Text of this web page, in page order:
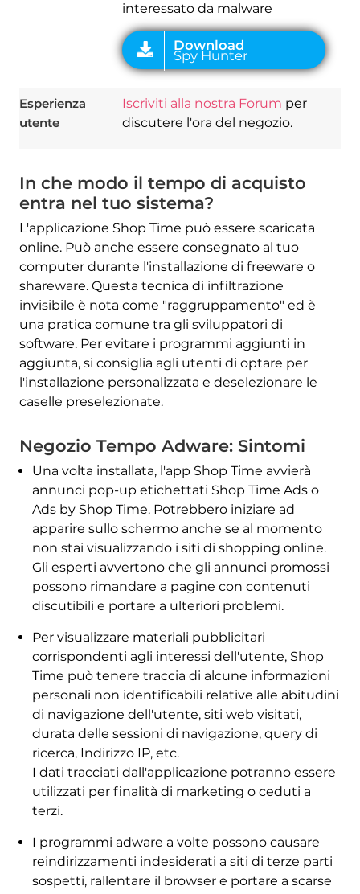
interessato da malware
Esperienza
utente
Iscriviti alla nostra Forum per
discutere l'ora del negozio.
In che modo il tempo di acquisto
entra nel tuo sistema?
L'applicazione Shop Time può essere scaricata
online. Può anche essere consegnato al tuo
computer durante l'installazione di freeware o
shareware. Questa tecnica di infiltrazione
invisibile è nota come "raggruppamento" ed è
una pratica comune tra gli sviluppatori di
software. Per evitare i programmi aggiunti in
aggiunta, si consiglia agli utenti di optare per
l'installazione personalizzata e deselezionare le
caselle preselezionate.
Negozio Tempo Adware: Sintomi
Una volta installata, l'app Shop Time avvierà
annunci pop-up etichettati Shop Time Ads o
Ads by Shop Time. Potrebbero iniziare ad
apparire sullo schermo anche se al momento
non stai visualizzando i siti di shopping online.
Gli esperti avvertono che gli annunci promossi
possono rimandare a pagine con contenuti
discutibili e portare a ulteriori problemi.
Per visualizzare materiali pubblicitari
corrispondenti agli interessi dell'utente, Shop
Time può tenere traccia di alcune informazioni
personali non identificabili relative alle abitudini
di navigazione dell'utente, siti web visitati,
durata delle sessioni di navigazione, query di
ricerca, Indirizzo IP, etc.
I dati tracciati dall'applicazione potranno essere
utilizzati per finalità di marketing o ceduti a
terzi.
I programmi adware a volte possono causare
reindirizzamenti indesiderati a siti di terze parti
sospetti, rallentare il browser e portare a scarse